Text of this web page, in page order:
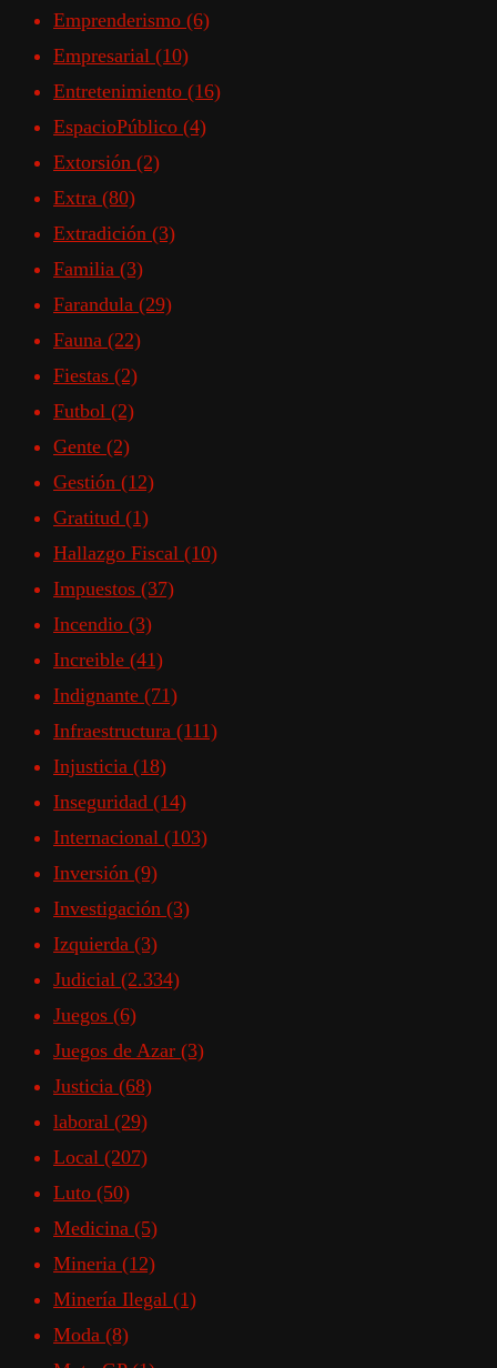
Emprenderismo (6)
Empresarial (10)
Entretenimiento (16)
EspacioPúblico (4)
Extorsión (2)
Extra (80)
Extradición (3)
Familia (3)
Farandula (29)
Fauna (22)
Fiestas (2)
Futbol (2)
Gente (2)
Gestión (12)
Gratitud (1)
Hallazgo Fiscal (10)
Impuestos (37)
Incendio (3)
Increible (41)
Indignante (71)
Infraestructura (111)
Injusticia (18)
Inseguridad (14)
Internacional (103)
Inversión (9)
Investigación (3)
Izquierda (3)
Judicial (2.334)
Juegos (6)
Juegos de Azar (3)
Justicia (68)
laboral (29)
Local (207)
Luto (50)
Medicina (5)
Mineria (12)
Minería Ilegal (1)
Moda (8)